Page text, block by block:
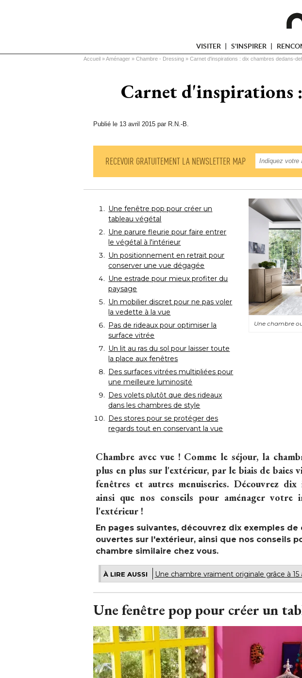
VISITER S'INSPIRER
Vous êtes ici
Accueil » Aménager » Chambre - Dressing » Carnet d'inspirations : dix chambres dedans-
Carnet d'inspirations
Publié le 13 avril 2015 par R.N.-B.
RECEVOIR GRATUITEMENT LA NEWSLETTER MAP
Une chambre
Une fenêtre pop pour créer un
tableau végétal
Une parure fleurie pour faire entrer
le végétal à l'intérieur
Un positionnement en retrait pour
conserver une vue dégagée
Une estrade pour mieux profiter du
paysage
Un mobilier discret pour ne pas voler
la vedette à la vue
Pas de rideaux pour optimiser la
surface vitrée
Un lit au ras du sol pour laisser toute
la place aux fenêtres
Des surfaces vitrées multipliées pour
une meilleure luminosité
Des volets plutôt que des rideaux
dans les chambres de style
Des stores pour se protéger des
regards tout en conservant la vue
Chambre avec vue ! Comme le séjour, la
plus en plus sur l'extérieur, par le biais de baies
fenêtres et autres menuiseries. Découvrez
ainsi que nos conseils pour aménager votre
l'extérieur !
En pages suivantes, découvrez dix exemples de
ouvertes sur l'extérieur, ainsi que nos conseils
chambre similaire chez vous.
À LIRE AUSSI Une chambre vraiment originale grâce à 15
Une fenêtre pop pour créer un